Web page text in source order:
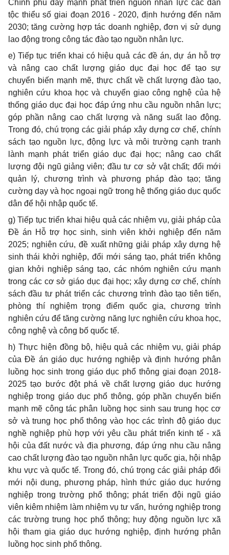
Chính phủ đẩy mạnh phát triển nguồn nhân lực các dân
tộc thiểu số giai đoạn 2016 - 2020, định hướng đến năm
2030; tăng cường hợp tác doanh nghiệp, đơn vị sử dụng
lao động trong công tác đào tạo nguồn nhân l ực.
e) Tiếp tục triển khai có hiệu quả các đề án, dự án hỗ trợ
và nâng cao chất lượng giáo dục đại học để tạo sự
chuyển biến mạnh mẽ, thực chất vềchất lượng đào tạo,
nghiên cứu khoa học và chuyển giao công nghệ của hệ
thống giáo dục đại học đáp ứng nhu cầu nguồn nhân lực;
góp phần nâng cao chất lượng và năng suất lao động.
Trong đó, chú trọng các giải pháp xây dựng cơ chế, chính
sách tạo nguồn l ực, động l ực và môi trường cạnh tranh
lành mạnh phát triển giáo dục đại học; nâng cao chất
lượng đội ngũ giảng viên; đầu tư cơ sở vật chất; đổi mới
quản lý, chương trình và phương pháp đào tạo; tăng
cường dạy và học ngoại ngữ trong hệ thống giáo dục quốc
dân để hội nhập quốc tế.
g) Tiếp tục triển khai hiệu quả các nhiệm vụ, giải pháp của
Đề án Hỗ trợ học sinh, sinh viên khởi nghiệp đến năm
2025; nghiên cứu, đề xuất những giải pháp xâydựng hệ
sinh thái khởi nghiệp, đổi mới sáng tạo, phát triển không
gian khởi nghiệp sáng tạo, các nhóm nghiên cứu mạnh
trong các cơ sở giáo dục đại học; xây dựng cơ chế, chính
sách đầu tư phát triển các chương trình đào tạo tiên tiến,
phòng thí nghiệm trọng điểm quốc gia, chương trình
nghiên cứu đểtăng cường năng lực nghiên cứu khoa học,
công nghệ và công bố quốc tế.
h) Thực hiện đồng bộ, hiệu quả các nhiệm vụ, giải pháp
của Đề án giáo dục hướng nghiệp và định hướng phân
luồng học sinh trong giáo dục phổ thông giai đoạn 2018-
2025 tạo bước đột phá về chất lượng giáo dục hướng
nghiệp trong giáo dục phổ thông, góp phần chuyển biến
mạnh mẽ công tác phân luồng học sinh sau trung học cơ
sở và trung học phổthông vào học các trình độ giáo dục
nghề nghiệp phù hợp với yêu cầu phát triển kinh tế - xã
hội của đất nước và địa phương, đáp ứng nhu cầu nâng
cao chất lượng đào tạo nguồn nhân lực quốc gia, hội nhập
khu vực và quốc tế. Trong đó, chú trọng các giải pháp đổi
mới nội dung, phương pháp, hình thức giáo dục hướng
nghiệp trong trường phổ thông; phát triển đội ngũ giáo
viên kiêm nhiệm làm nhiệm vụ tư vấn, hướng nghiệp trong
các trường trung học phổ thông; huy động nguồn lực xã
hội tham gia giáo dục hướng nghiệp, định hướng phân
luồng học sinh phổ thông.